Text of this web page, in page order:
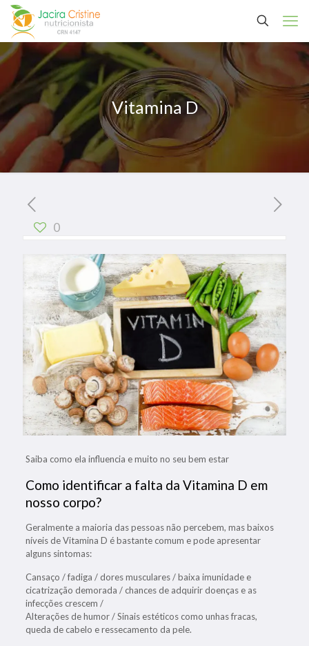
Vitamina D
0
Saiba como ela influencia e muito no seu bem estar
Como identificar a falta da Vitamina D em
nosso corpo?
Geralmente a maioria das pessoas não percebem, mas baixos
níveis de Vitamina D é bastante comum e pode apresentar
alguns sintomas:
Cansaço / fadiga / dores musculares / baixa imunidade e
cicatrização demorada / chances de adquirir doenças e as
infecções crescem /
Alterações de humor / Sinais estéticos como unhas fracas,
queda de cabelo e ressecamento da pele.